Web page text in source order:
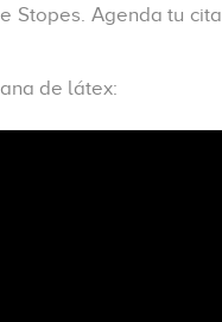
Stopes. Agenda tu cita
de látex: